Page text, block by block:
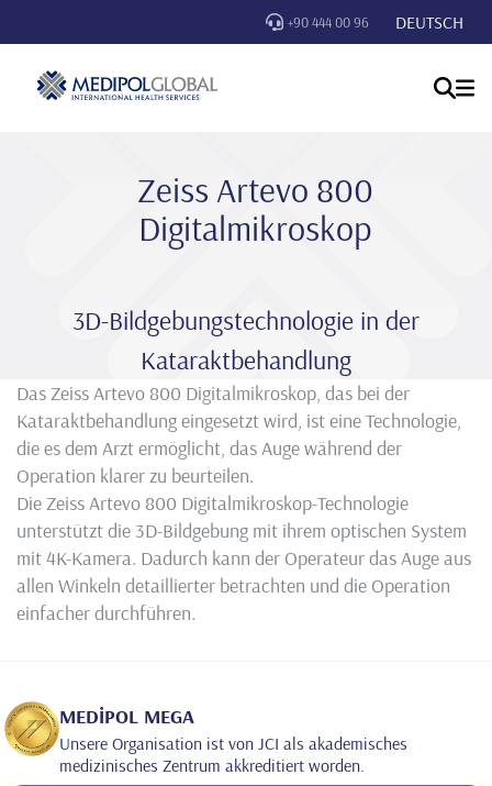
+90 444 00 96 DEUTSCH
Zeiss Artevo 800
Digitalmikroskop
3D-Bildgebungstechnologie in der
Kataraktbehandlung
Das Zeiss Artevo 800 Digitalmikroskop, das bei der
Kataraktbehandlung eingesetzt wird, ist eine Technologie,
die es dem Arzt ermöglicht, das Auge während der
Operation klarer zu beurteilen.
Die Zeiss Artevo 800 Digitalmikroskop-Technologie
unterstützt die 3D-Bildgebung mit ihrem optischen System
mit 4K-Kamera. Dadurch kann der Operateur das Auge aus
allen Winkeln detaillierter betrachten und die Operation
einfacher durchführen.
MEDİPOL MEGA
Unsere Organisation ist von JCI als akademisches
medizinisches Zentrum akkreditiert worden.